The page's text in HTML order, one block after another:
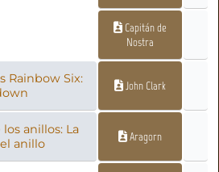
Capitán de
Nostra
Rainbow Six:
John Clark
anillos: La
anillo
Aragorn